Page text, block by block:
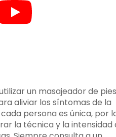
un masajeador de
aliviar los síntomas de la
persona es única, por
la técnica y la intensidad